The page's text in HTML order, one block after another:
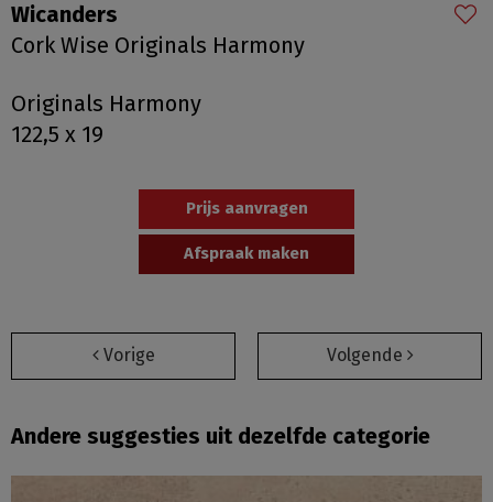
Wicanders
Cork Wise Originals Harmony
Originals Harmony
122,5 x 19
Prijs aanvragen
Afspraak maken
Vorige Volgende
Andere suggesties uit dezelfde categorie